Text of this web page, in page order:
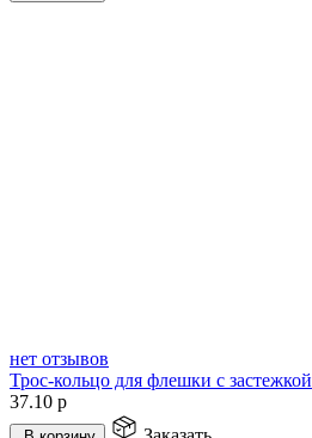
нет отзывов
Трос-кольцо для флешки с застежкой
37.10 р